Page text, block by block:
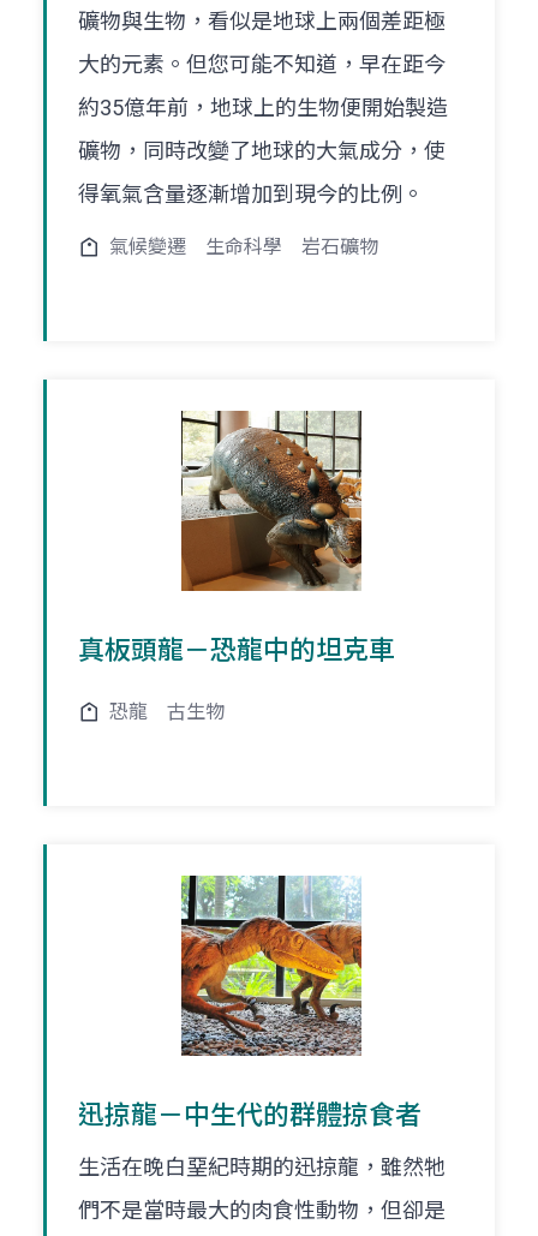
礦物與生物，看似是地球上兩個差距極
大的元素。但您可能不知道，早在距今
約35億年前，地球上的生物便開始製造
礦物，同時改變了地球的大氣成分，使
得氧氣含量逐漸增加到現今的比例。
氣候變遷 生命科學 岩石礦物
真板頭龍－恐龍中的坦克車
恐龍 古生物
迅掠龍－中生代的群體掠食者
生活在晚白堊紀時期的迅掠龍，雖然牠
們不是當時最大的肉食性動物，但卻是